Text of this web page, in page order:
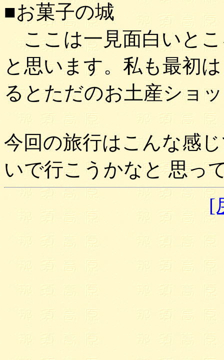
■お菓子の城
ここは一見面白いと
と思います。私も最初
るとただのお土産ショ
今回の旅行はこんな感
いで行こうかなと 思っ
[